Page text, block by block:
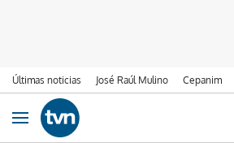
Últimas noticias José Raúl Mulino Cepanim
Ir al contenido
Obrir navegació